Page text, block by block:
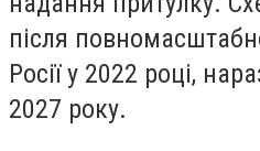
після
Росії у 2022 році,
2027 року.